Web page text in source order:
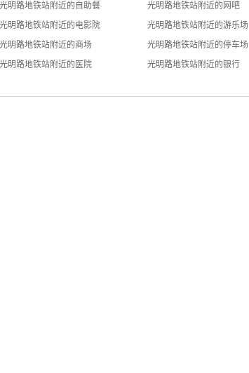
光明路地铁站附近的自助餐
光明路地铁站附近的网吧
光明路地铁站附近的电影院
光明路地铁站附近的游乐场
光明路地铁站附近的商场
光明路地铁站附近的停车场
光明路地铁站附近的医院
光明路地铁站附近的银行